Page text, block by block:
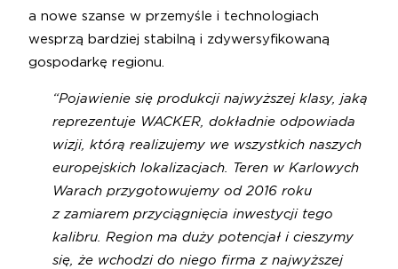
a nowe szanse w przemyśle i technologiach
wesprzą bardziej stabilną i zdywersyfikowaną
gospodarkę regionu.
“Pojawienie się produkcji najwyższej klasy, jaką
reprezentuje WACKER, dokładnie odpowiada
wizji, którą realizujemy we wszystkich naszych
europejskich lokalizacjach. Teren w Karlowych
Warach przygotowujemy od 2016 roku
z zamiarem przyciągnięcia inwestycji tego
kalibru. Region ma duży potencjał i cieszymy
się, że wchodzi do niego firma z najwyższej